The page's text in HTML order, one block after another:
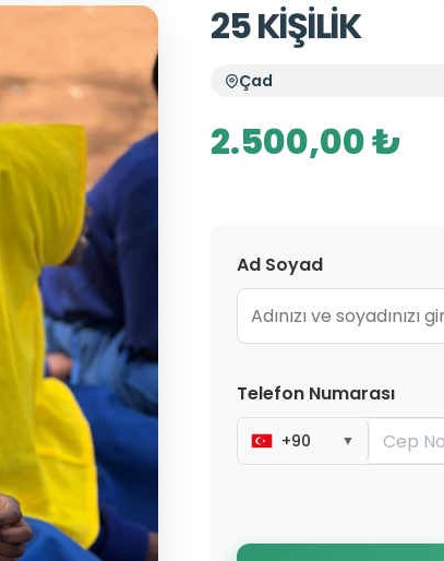
25 KİŞİLİK
Çad
2.500,00 ₺
Ad Soyad
Telefon Numarası
+90 ▼